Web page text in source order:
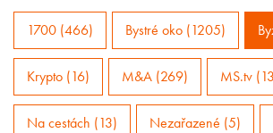
1700 (466) Bystré oko (1205)
Krypto (16) M&A (269) MS.tv
Na cestách (13) Nezařazené (5)